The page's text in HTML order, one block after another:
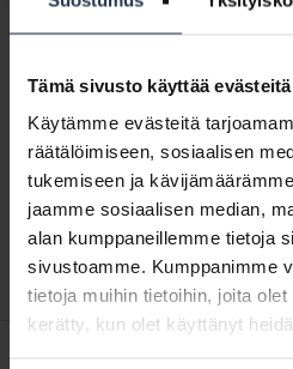
Tämä sivusto käyttää evästeitä
Käytämme evästeitä
räätälöimiseen, sosiaalisen
tukemiseen ja
jaamme sosiaalisen median,
alan kumppaneillemme tietoja
sivustoamme. Kumppanimme
tietoja muihin tietoihin, joita
kerätty, kun olet käyttänyt
päätetään? Kuka maksaa
Kuka vastaa kunnossapidosta?
Virhevastuu
korjaushankkeessaJäsenohje:
JÄSENOHJEET
MIllainen on takuuajan
Entä takuuajan jälkeinen